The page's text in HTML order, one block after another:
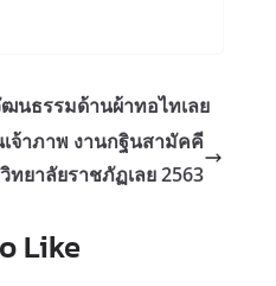
นธรรมด้านผ้าทอไทเลย
จ้าภาพ งานกฐินสามัคคี
ทยาลัยราชภัฏเลย 2563
Like